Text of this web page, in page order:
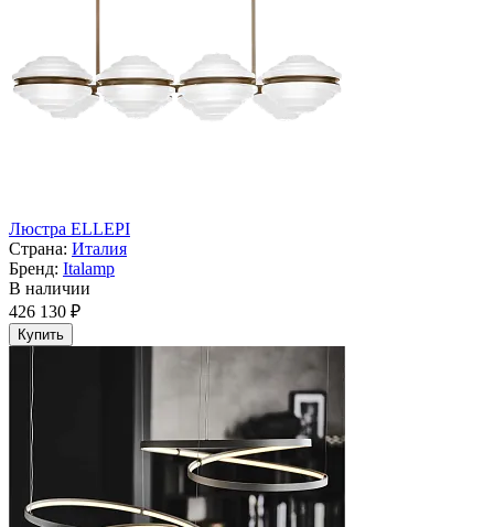
Люстра ELLEPI
Страна: Италия
Бренд: Italamp
В наличии
426 130 ₽
Купить